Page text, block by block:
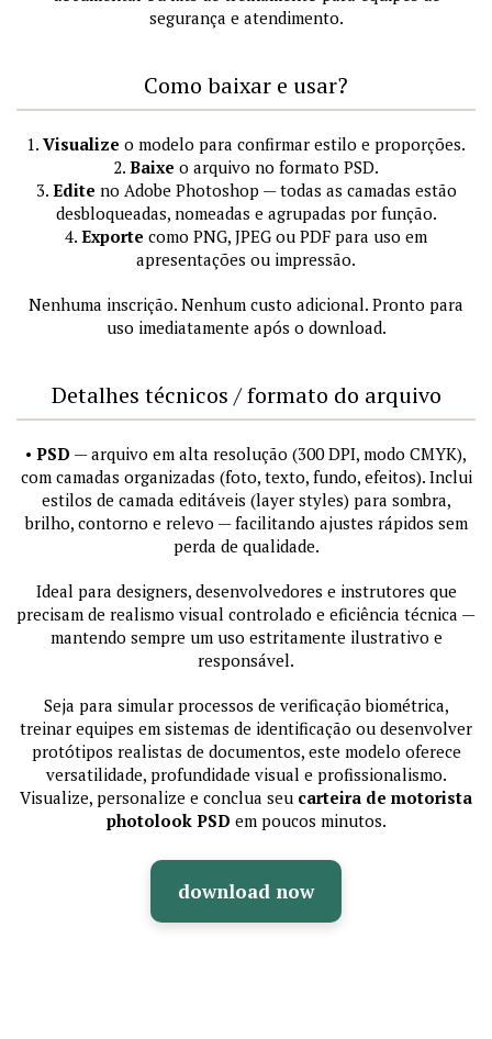
segurança e atendimento.
Como baixar e usar?
1. Visualize o modelo para confirmar estilo e proporções.
2. Baixe o arquivo no formato PSD.
3. Edite no Adobe Photoshop — todas as camadas estão
desbloqueadas, nomeadas e agrupadas por função.
4. Exporte como PNG, JPEG ou PDF para uso em
apresentações ou impressão.
Nenhuma inscrição. Nenhum custo adicional. Pronto para
uso imediatamente após o download.
Detalhes técnicos / formato do arquivo
• PSD — arquivo em alta resolução (300 DPI, modo CMYK),
com camadas organizadas (foto, texto, fundo, efeitos). Inclui
estilos de camada editáveis (layer styles) para sombra,
brilho, contorno e relevo — facilitando ajustes rápidos sem
perda de qualidade.
Ideal para designers, desenvolvedores e instrutores que
precisam de realismo visual controlado e eficiência técnica —
mantendo sempre um uso estritamente ilustrativo e
responsável.
Seja para simular processos de verificação biométrica,
treinar equipes em sistemas de identificação ou desenvolver
protótipos realistas de documentos, este modelo oferece
versatilidade, profundidade visual e profissionalismo.
Visualize, personalize e conclua seu carteira de motorista
photolook PSD em poucos minutos.
download now